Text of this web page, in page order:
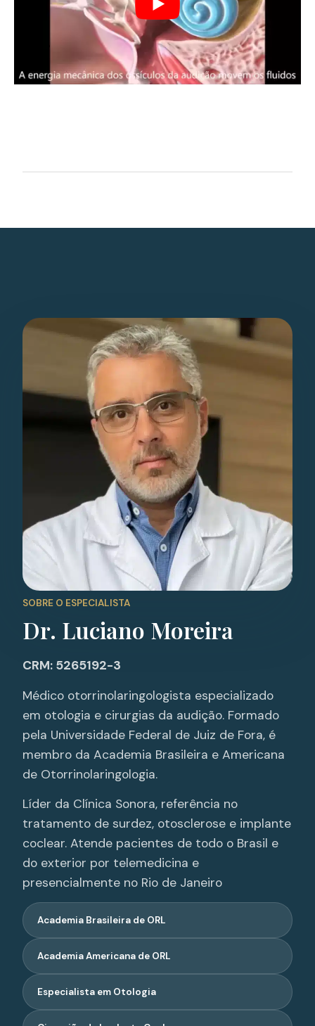
SOBRE O ESPECIALISTA
Dr. Luciano Moreira
CRM: 5265192-3
Médico otorrinolaringologista especializado
em otologia e cirurgias da audição. Formado
pela Universidade Federal de Juiz de Fora, é
membro da Academia Brasileira e Americana
de Otorrinolaringologia.
Líder da Clínica Sonora, referência no
tratamento de surdez, otosclerose e implante
coclear. Atende pacientes de todo o Brasil e
do exterior por telemedicina e
presencialmente no Rio de Janeiro
Academia Brasileira de ORL
Academia Americana de ORL
Especialista em Otologia